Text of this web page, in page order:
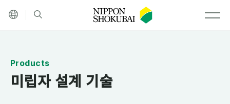
기타 언어
미립자 설계 기술